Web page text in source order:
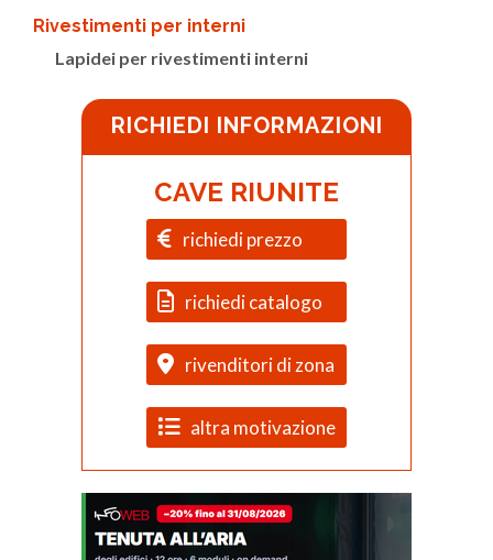
Rivestimenti per interni
Lapidei per rivestimenti interni
RICHIEDI INFORMAZIONI
CAVE RIUNITE
richiedi prezzo
richiedi catalogo
rivenditori di zona
altra motivazione